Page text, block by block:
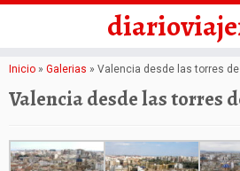
Saltar
al
contenido
Inicio » Galerias » Valencia desde las torres
Valencia desde las torres